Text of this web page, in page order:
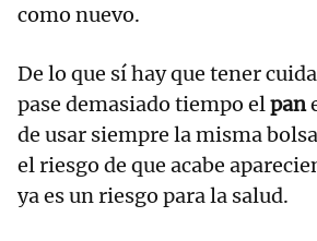
como nuevo.
De lo que sí hay que tener
pase demasiado tiempo elpan
de usar siempre la misma
el riesgo de que acabe
ya es un riesgo para la salud.